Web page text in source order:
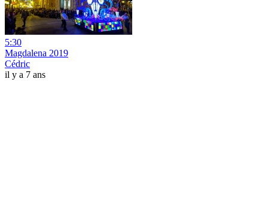
5:30
Magdalena 2019
Cédric
il y a 7 ans